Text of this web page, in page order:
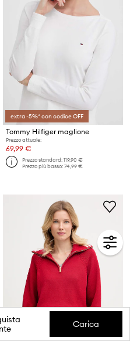
extra -5%* con codice OFF
Tommy Hilfiger maglione
Prezzo attuale:
69,99 €
Prezzo standard:119,90 €
Prezzo più basso:74,99 €
Carica